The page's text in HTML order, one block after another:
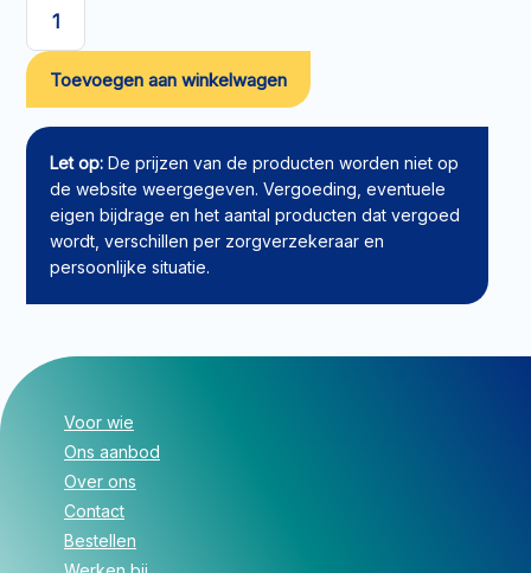
MENZIS
Dagtarief
profiel
3
aantal
Toevoegen aan winkelwagen
Let op: De prijzen van de producten worden niet op
de website weergegeven. Vergoeding, eventuele
eigen bijdrage en het aantal producten dat vergoed
wordt, verschillen per zorgverzekeraar en
persoonlijke situatie.
Voor wie
Ons aanbod
Over ons
Contact
Bestellen